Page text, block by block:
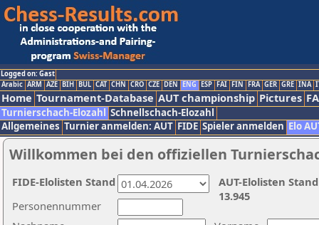
Logged on: Gast
Arabic ARM AZE BIH BUL CAT CHN CRO CZE DEN ENG ESP FAI FIN FRA GER GRE INA
Home Tournament-Database AUT championship Pictures
Turnierschach-Elozahl Schnellschach-Elozahl
Allgemeines Turnier anmelden: AUT FIDE Spieler anmelden Elo
Willkommen bei den offiziellen
Personennummer
AUT-Elolisten
13.945
FIDE-Elolisten Stand